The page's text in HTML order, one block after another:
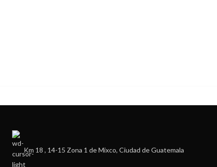
Km 18 , 14-15 Zona 1 de Mixco, Ciudad de Guatemala